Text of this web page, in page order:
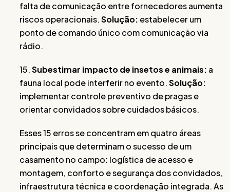
falta de comunicação entre fornecedores aumenta
riscos operacionais.Solução: estabelecer um
ponto de comando único com comunicação via
rádio.
15.Subestimar impacto de insetos e animais: a
fauna local pode interferir no evento.Solução:
implementar controle preventivo de pragas e
orientar convidados sobre cuidados básicos.
Esses 15 erros se concentram em quatro áreas
principais que determinam o sucesso de um
casamento no campo: logística de acesso e
montagem, conforto e segurança dos convidados,
infraestrutura técnica e coordenação integrada. As